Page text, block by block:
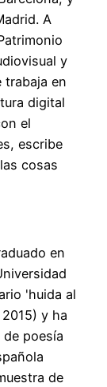
A
y
trabaja en
digital
el
escribe
cosas
en
'huida al
y ha
poesía
de